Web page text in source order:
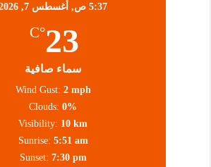
5:37 ص, أغسطس 7, 2026
23
°C
سماء صافية
Wind Gust: 2 mph
Clouds: 0%
Visibility: 10 km
Sunrise: 5:51 am
Sunset: 7:30 pm